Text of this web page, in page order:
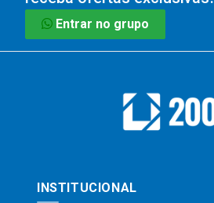
Entrar no grupo
INSTITUCIONAL